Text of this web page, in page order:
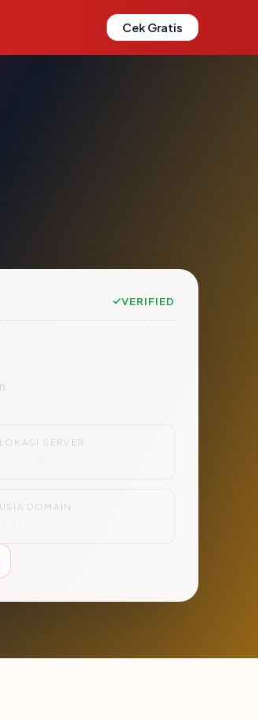
Cek Gratis
VERIFIED
LOKASI SERVER
USIA DOMAIN